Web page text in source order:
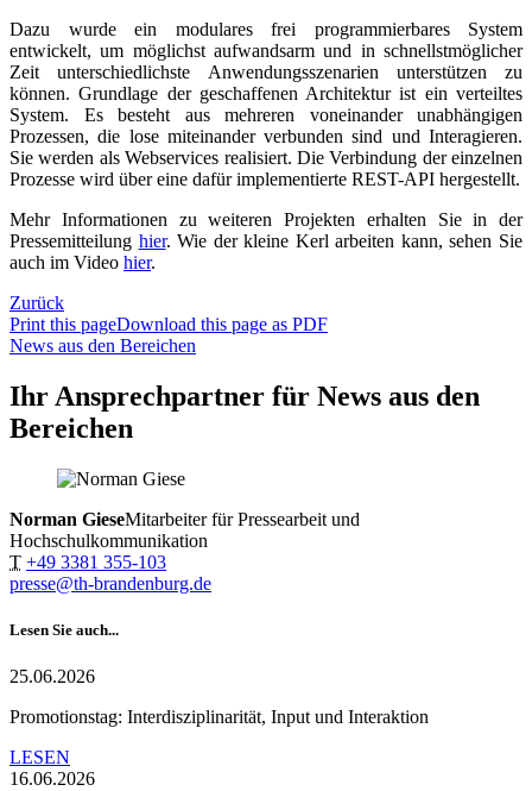
Dazu wurde ein modulares frei programmierbares System
entwickelt, um möglichst aufwandsarm und in schnellstmöglicher
Zeit unterschiedlichste Anwendungsszenarien unterstützen zu
können. Grundlage der geschaffenen Architektur ist ein verteiltes
System. Es besteht aus mehreren voneinander unabhängigen
Prozessen, die lose miteinander verbunden sind und Interagieren.
Sie werden als Webservices realisiert. Die Verbindung der einzelnen
Prozesse wird über eine dafür implementierte REST-API hergestellt.
Mehr Informationen zu weiteren Projekten erhalten Sie in der
Pressemitteilung hier. Wie der kleine Kerl arbeiten kann, sehen Sie
auch im Video hier.
Zurück
Print this pageDownload this page as PDF
News aus den Bereichen
Ihr Ansprechpartner für News aus den
Bereichen
Norman GieseMitarbeiter für Pressearbeit und
Hochschulkommunikation
T +49 3381 355-103
presse@th-brandenburg.de
Lesen Sie auch...
25.06.2026
Promotionstag: Interdisziplinarität, Input und Interaktion
LESEN
16.06.2026